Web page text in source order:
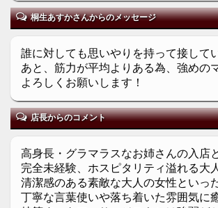
桐生あすかさんからのメッセージ
誰に対しても思いやりを持って接して
あと、筋力が平均よりある為、強めの
よろしくお願いします！
店長からのコメント
高身長・グラマラスなお姉さんの入店
完全未経験、ホスピタリティ溢れる大
清潔感のある素敵な大人の女性といっ
丁寧な言葉使いや落ち着いた雰囲気に